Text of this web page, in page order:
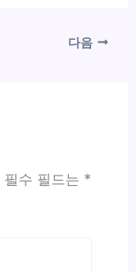
다음
필수 필드는 *